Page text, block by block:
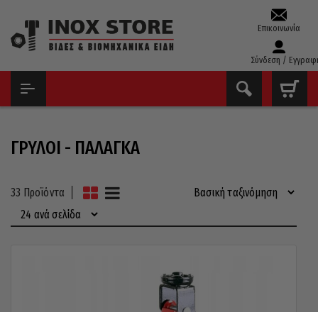
Επικοινωνία
Σύνδεση /
ΓΡΎΛΟΙ - ΠΑΛΆΓΚΑ
33 Προϊόντα